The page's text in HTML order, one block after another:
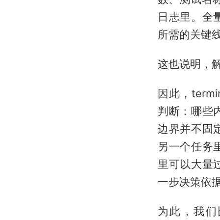
日志里。全
所需的关键
这也说明，
因此，
判断：哪些
边界并不固
另一个任务
里可以大量
一步决策依
为此，我